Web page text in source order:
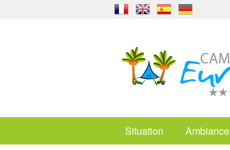
Situation Ambiance